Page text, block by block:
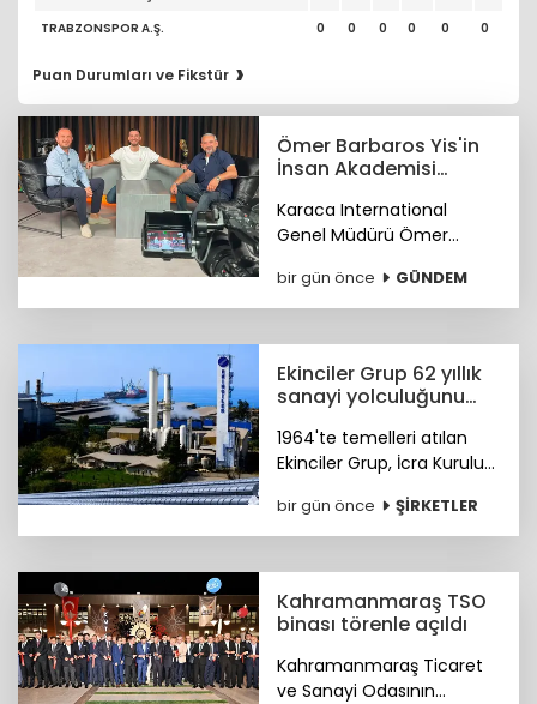
TRABZONSPOR A.Ş.
0 0 0 0 0 0
Puan Durumları ve Fikstür ›
Ömer Barbaros Yis'in
İnsan Akademisi
Youtube'de
Karaca International
Genel Müdürü Ömer
başlattığı 'İnsan Akademisi'
programının gelirleriyle bir
hedefliyor.
bir gün önce GÜNDEM
Ekinciler Grup 62 yıllık
sanayi yolculuğunu
1964'te temelleri atılan
Ekinciler Grup, İcra Kurulu
mesajıyla 62 yıllık köklü
sanayi mirasını ve küresel
bir gün önce ŞİRKETLER
Kahramanmaraş TSO
binası törenle açıldı
Kahramanmaraş Ticaret
ve Sanayi Odasının